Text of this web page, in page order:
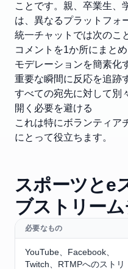
ことです。親、卒業生、
は、異なるプラットフォ
統一チャットでは次のこ
コメントを1か所にまと
モデレーションを簡素化
重要な瞬間に反応を追跡
すべての宛先に対して別
開く必要を避ける
これは特にボランティア
にとって役立ちます。
スポーツとe
ブストリー
必要なもの
YouTube、Facebook、
Twitch、RTMPへのストリ